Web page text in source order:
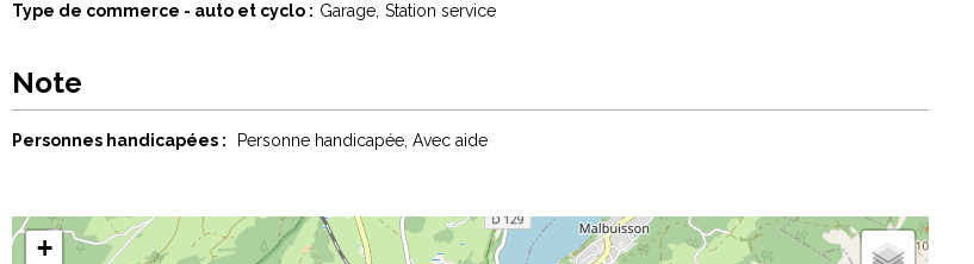
Type de commerce - auto et cyclo
Garage Station service
Note
Personnes handicapées : Personne handicapée Avec aide
+